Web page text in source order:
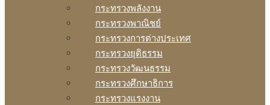
กระทรวงพลังงาน
กระทรวงพาณิชย์
กระทรวงการต่างประเทศ
กระทรวงยุติธรรม
กระทรวงวัฒนธรรม
กระทรวงศึกษาธิการ
กระทรวงแรงงาน